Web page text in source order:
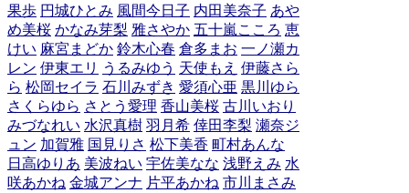
果歩 円城ひとみ 風間今日子 内田美奈子 あや
め美桜 かなみ芽梨 雅さやか 五十嵐こころ 恵
けい 麻宮まどか 鈴木心春 倉多まお 一ノ瀬カ
レン 伊東エリ うるみゆう 天使もえ 伊藤さら
ら 松岡セイラ 石川みずき 愛須心亜 黒川ゆら
さくらゆら さとう愛理 香山美桜 古川いおり
みづなれい 水沢真樹 羽月希 倖田李梨 瀬奈ジ
ュン 加賀雅 国見りさ 松下美香 町村あんな
日高ゆりあ 美波ねい 宇佐美なな 浅野えみ 水
咲あかね 金城アンナ 片平あかね 市川まさみ